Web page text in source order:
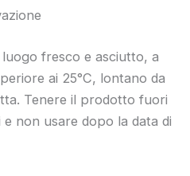
fresco e asciutto, a
ai 25°C, lontano da
Tenere il prodotto fuori
non usare dopo la data di